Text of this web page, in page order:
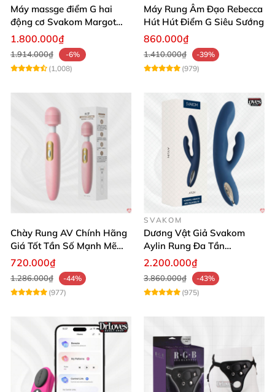
Máy massge điểm G hai
động cơ Svakom Margot
điều khiển qua app
1.800.000₫
1.914.000₫
-6%
(1,008)
Máy Rung Âm Đạo Rebecca
Hút Hút Điểm G Siêu Sướng
860.000₫
1.410.000₫
-39%
(979)
Chày Rung AV Chính Hãng
Giá Tốt Tần Số Mạnh Mẽ
Siêu Bền
720.000₫
1.286.000₫
-44%
(977)
SVAKOM
Dương Vật Giả Svakom
Aylin Rung Đa Tần
Massage Sung Sướng
2.200.000₫
3.860.000₫
-43%
(975)